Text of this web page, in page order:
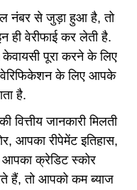
नंबर से जुड़ा हुआ है, तो
ही वेरीफाई कर लेती है.
पूरा करने के लिए
के लिए आपके
है.
जानकारी मिलती
आपका रीपेमेंट इतिहास,
क्रेडिट स्कोर
हैं, तो आपको कम ब्याज